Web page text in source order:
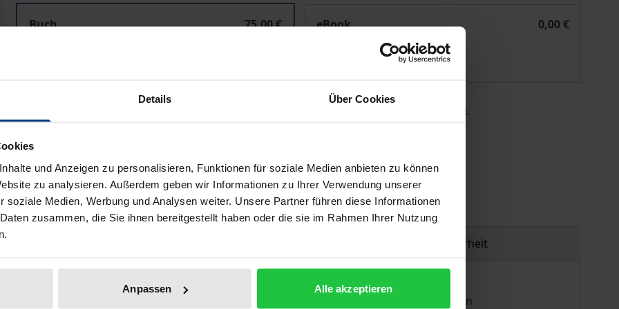
Details Über Cookies
und Anzeigen zu personalisieren, Funktionen für soziale Medien anbieten zu können
zu analysieren. Außerdem geben wir Informationen zu Ihrer Verwendung unserer
soziale Medien, Werbung und Analysen weiter. Unsere Partner führen diese Informationen
zusammen, die Sie ihnen bereitgestellt haben oder die sie im Rahmen Ihrer Nutzung
Anpassen Alle akzeptieren
Buch
75,00 €
eBook
0,00 €
ISBN 978-3-95650-672-7
Preisangaben inkl. MwSt. Abhängig von der Lieferadresse kann die MwSt. an der Kasse variieren.
Hinweise zu Versandkosten
Produktsicherheit
der 2010 an der Philosophisch-Historischen Fakultät der Universität Bern eingereichten